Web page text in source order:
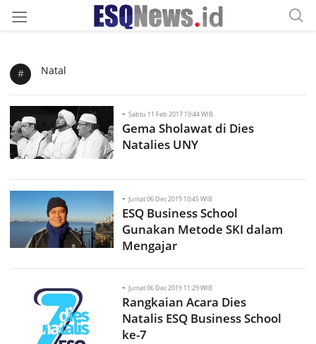
# Natal
- Sabtu 11 Feb 2017 19:44 WIB
Gema Sholawat di Dies
Natalies UNY
- Jumat 06 Dec 2019 10:45 WIB
ESQ Business School
Gunakan Metode SKI dalam
Mengajar
- Jumat 06 Dec 2019 11:29 WIB
Rangkaian Acara Dies
Natalis ESQ Business School
ke-7